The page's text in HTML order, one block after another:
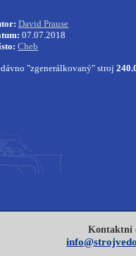
David Prause
07.07.2018
Cheb
"zgenerálkovaný" stroj
Kontaktní